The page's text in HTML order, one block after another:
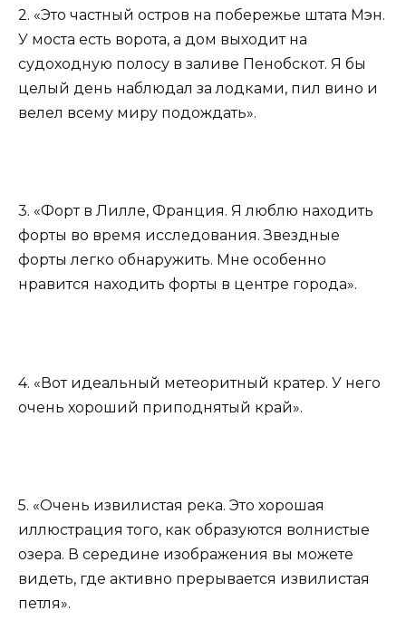
2. «Это частный остров на побережье штата Мэн.
У моста есть ворота, а дом выходит на
судоходную полосу в заливе Пенобскот. Я бы
целый день наблюдал за лодками, пил вино и
велел всему миру подождать».
3. «Форт в Лилле, Франция. Я люблю находить
форты во время исследования. Звездные
форты легко обнаружить. Мне особенно
нравится находить форты в центре города».
4. «Вот идеальный метеоритный кратер. У него
очень хороший приподнятый край».
5. «Очень извилистая река. Это хорошая
иллюстрация того, как образуются волнистые
озера. В середине изображения вы можете
видеть, где активно прерывается извилистая
петля».